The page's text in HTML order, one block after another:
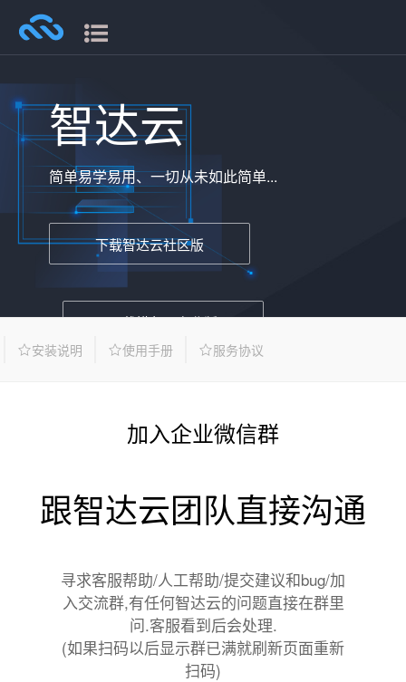
智达云
简单易学易用、一切从未如此简单...
下载智达云社区版
下载模兔云专业版
安装说明 使用手册 服务协议
加入企业微信群
跟智达云团队直接沟通
寻求客服帮助/人工帮助/提交建议和bug/加
入交流群,有任何智达云的问题直接在群里
问.客服看到后会处理.
(如果扫码以后显示群已满就刷新页面重新
扫码)